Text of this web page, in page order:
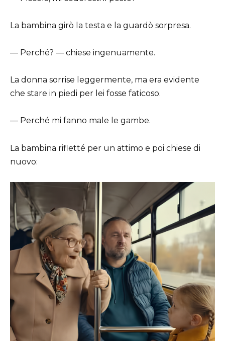
La bambina girò la testa e la guardò sorpresa.
— Perché? — chiese ingenuamente.
La donna sorrise leggermente, ma era evidente
che stare in piedi per lei fosse faticoso.
— Perché mi fanno male le gambe.
La bambina rifletté per un attimo e poi chiese di
nuovo: